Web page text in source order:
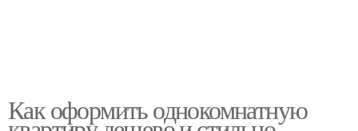
Как оформить однокомнатную